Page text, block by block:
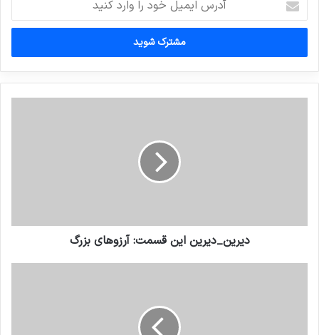
ایمیل
خود
وارد
کنید
دیرین_دیرین این قسمت: آرزوهای بزرگ